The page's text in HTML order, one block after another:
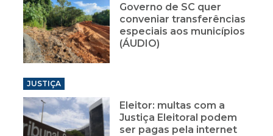
Governo de SC quer
conveniar transferências
especiais aos municípios
(ÁUDIO)
JUSTIÇA
Eleitor: multas com a
Justiça Eleitoral podem
ser pagas pela internet